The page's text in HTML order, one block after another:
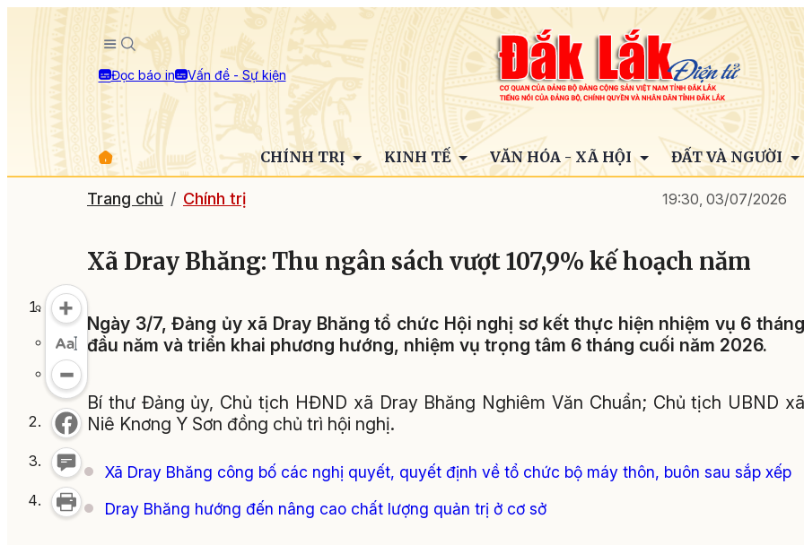
Đọc báo in Vấn đề - Sự kiện
CHÍNH TRỊ KINH TẾ VĂN HÓA - XÃ HỘI ĐẤT VÀ NGƯỜI
Trang chủ Chính trị 19:30, 03/07/2026
Xã Dray Bhăng: Thu ngân sách vượt 107,9% kế hoạch năm
Ngày 3/7, Đảng ủy xã Dray Bhăng tổ chức Hội nghị sơ kết thực hiện nhiệm vụ 6 tháng
đầu năm và triển khai phương hướng, nhiệm vụ trọng tâm 6 tháng cuối năm 2026.
Bí thư Đảng ủy, Chủ tịch HĐND xã Dray Bhăng Nghiêm Văn Chuẩn; Chủ tịch UBND xã
Niê Knơng Y Sơn đồng chủ trì hội nghị.
Xã Dray Bhăng công bố các nghị quyết, quyết định về tổ chức bộ máy thôn, buôn sau sắp xếp
Dray Bhăng hướng đến nâng cao chất lượng quản trị ở cơ sở